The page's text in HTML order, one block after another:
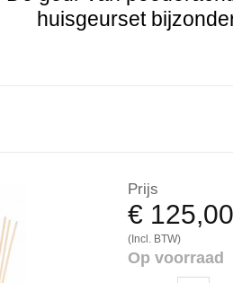
huisgeurset
Prijs
€ 125,00
(Incl. BTW)
Op voorraad